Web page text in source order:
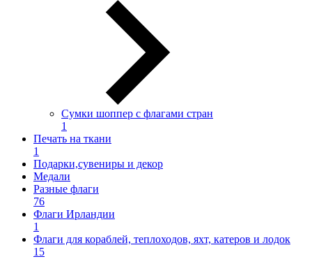
Сумки шоппер с флагами стран
1
Печать на ткани
1
Подарки,сувениры и декор
Медали
Разные флаги
76
Флаги Ирландии
1
Флаги для кораблей, теплоходов, яхт, катеров и лодок
15